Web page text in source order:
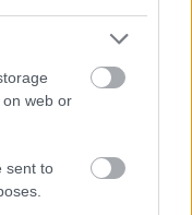
web or
sent to
που ίδρυσαν
Κωνσταντάς
λειτούργησε
των Μηλαιών
που